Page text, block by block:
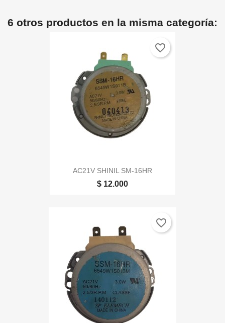
6 otros productos en la misma categoría:
AC21V SHINIL SM-16HR
$ 12.000
favorite_border
favorite_border